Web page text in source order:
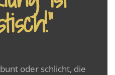
oder schlicht, die